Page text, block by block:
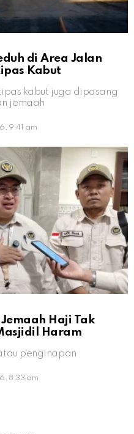
di Area Jalan
Kabut
kabut juga dipasang
jemaah
9:41 am
Haji Tak
Haram
penginapan
8:33 am